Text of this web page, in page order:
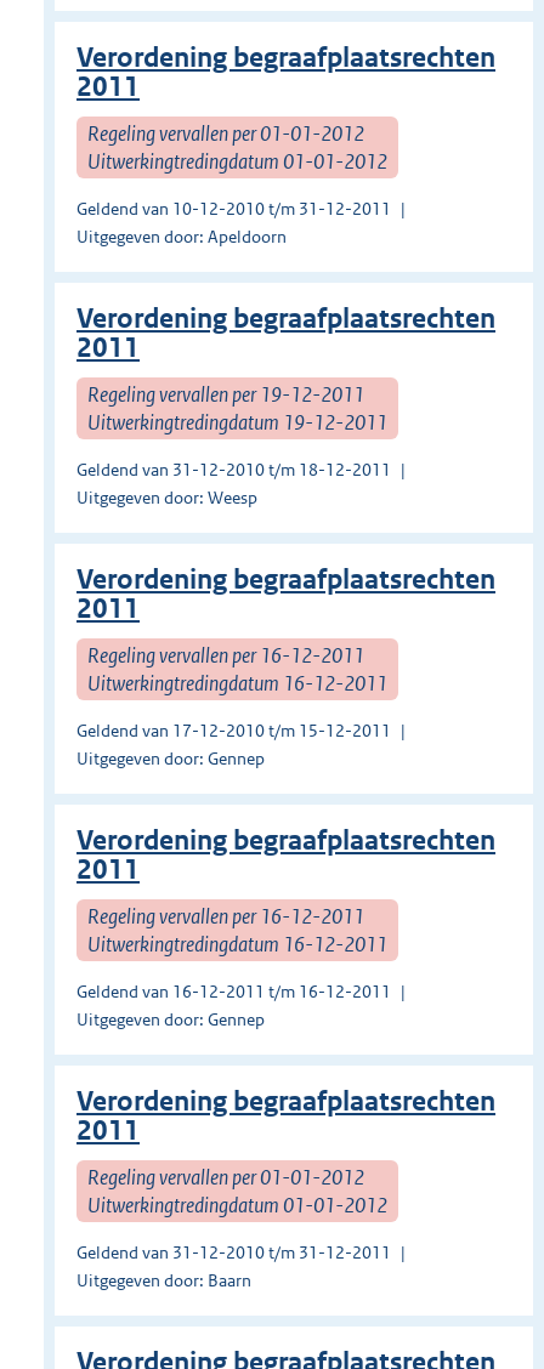
Verordening begraafplaatsrechten
2011
Regeling vervallen per 01-01-2012
Uitwerkingtredingdatum 01-01-2012
Geldend van 10-12-2010 t/m 31-12-2011
Uitgegeven door: Apeldoorn
Verordening begraafplaatsrechten
2011
Regeling vervallen per 19-12-2011
Uitwerkingtredingdatum 19-12-2011
Geldend van 31-12-2010 t/m 18-12-2011
Uitgegeven door: Weesp
Verordening begraafplaatsrechten
2011
Regeling vervallen per 16-12-2011
Uitwerkingtredingdatum 16-12-2011
Geldend van 17-12-2010 t/m 15-12-2011
Uitgegeven door: Gennep
Verordening begraafplaatsrechten
2011
Regeling vervallen per 16-12-2011
Uitwerkingtredingdatum 16-12-2011
Geldend van 16-12-2011 t/m 16-12-2011
Uitgegeven door: Gennep
Verordening begraafplaatsrechten
2011
Regeling vervallen per 01-01-2012
Uitwerkingtredingdatum 01-01-2012
Geldend van 31-12-2010 t/m 31-12-2011
Uitgegeven door: Baarn